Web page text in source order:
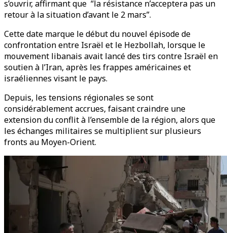
s’ouvrir, affirmant que “la résistance n’acceptera pas un
retour à la situation d’avant le 2 mars”.
Cette date marque le début du nouvel épisode de
confrontation entre Israël et le Hezbollah, lorsque le
mouvement libanais avait lancé des tirs contre Israël en
soutien à l’Iran, après les frappes américaines et
israéliennes visant le pays.
Depuis, les tensions régionales se sont
considérablement accrues, faisant craindre une
extension du conflit à l’ensemble de la région, alors que
les échanges militaires se multiplient sur plusieurs
fronts au Moyen-Orient.